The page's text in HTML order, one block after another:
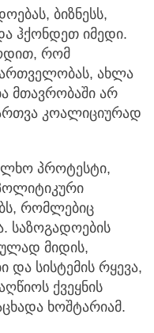
ბიზნესს,
ჰქონდეთ იმედი.
რომ
ახლა
მთავრობაში არ
კოალიციურად
პროტესტი,
რომლებიც
საზოგადოების
მიდის,
და სისტემის რყევა,
ქვეყნის
ხოშტარიამ.